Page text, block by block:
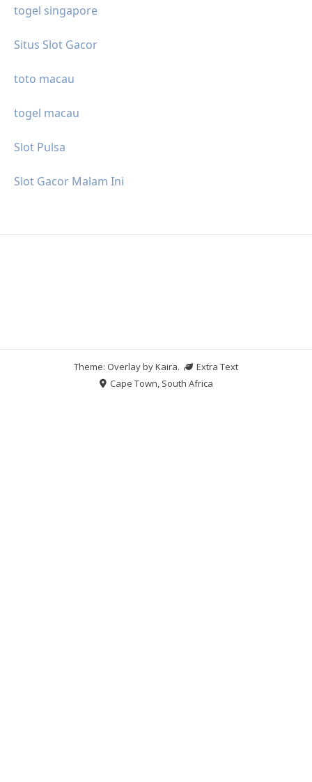
togel singapore
Situs Slot Gacor
toto macau
togel macau
Slot Pulsa
Slot Gacor Malam Ini
Theme: Overlay byKaira.
Extra Text
Cape Town, South Africa